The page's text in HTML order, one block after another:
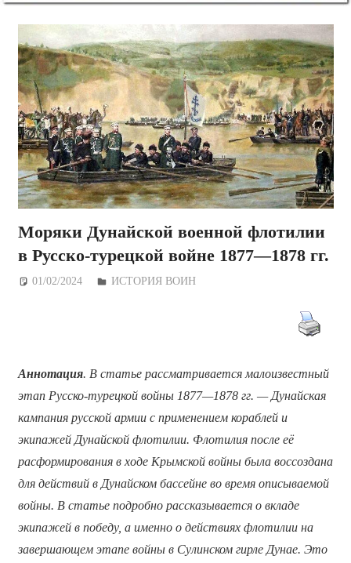
Моряки Дунайской военной флотилии
в Русско-турецкой войне 1877—1878 гг.
01/02/2024 Дежурный по Редакции
ИСТОРИЯ ВОИН
Аннотация. В статье рассматривается малоизвестный
этап Русско-турецкой войны 1877—1878 гг. — Дунайская
кампания русской армии с применением кораблей и
экипажей Дунайской флотилии. Флотилия после её
расформирования в ходе Крымской войны была воссоздана
для действий в Дунайском бассейне во время описываемой
войны. В статье подробно рассказывается о вкладе
экипажей в победу, а именно о действиях флотилии на
завершающем этапе войны в Сулинском гирле Дунае. Это